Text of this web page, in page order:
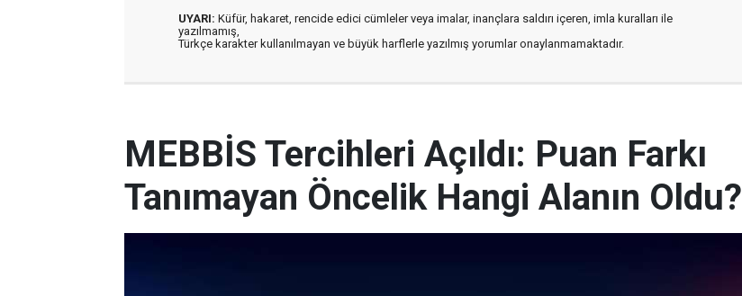
UYARI: Küfür, hakaret, rencide edici cümleler veya imalar, inançlara saldırı içeren, imla kuralları ile
yazılmamış,
Türkçe karakter kullanılmayan ve büyük harflerle yazılmış yorumlar onaylanmamaktadır.
MEBBİS Tercihleri Açıldı: Puan Farkı
Tanımayan Öncelik Hangi Alanın Oldu?